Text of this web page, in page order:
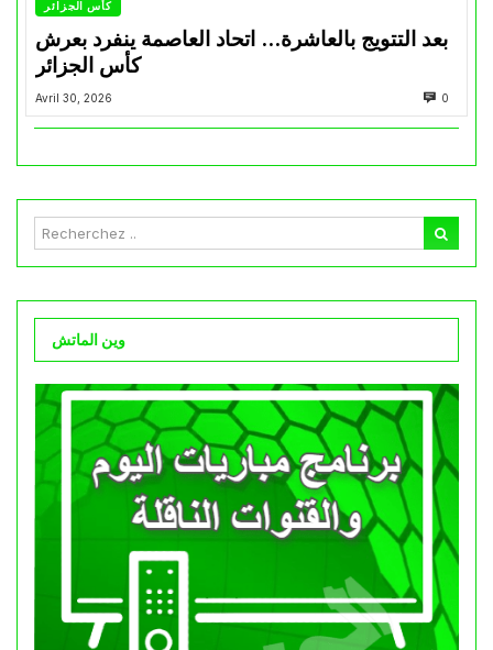
كأس الجزائر
بعد التتويج بالعاشرة… اتحاد العاصمة ينفرد بعرش
كأس الجزائر
Avril 30, 2026 0
وين الماتش